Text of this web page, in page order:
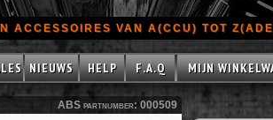
ACCESSOIRES VAN A(CCU) TOT
NIEUWS HELP F.A.Q MIJN
ABS partnumber: 000509